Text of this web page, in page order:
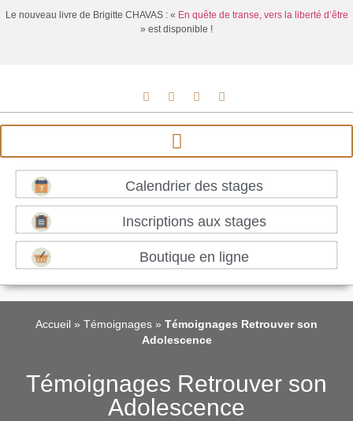
Le nouveau livre de Brigitte CHAVAS : « En quête de transe, vers la liberté d’être
» est disponible !
Calendrier des stages
Inscriptions aux stages
Boutique en ligne
Accueil » Témoignages » Témoignages Retrouver son
Adolescence
Témoignages Retrouver son
Adolescence